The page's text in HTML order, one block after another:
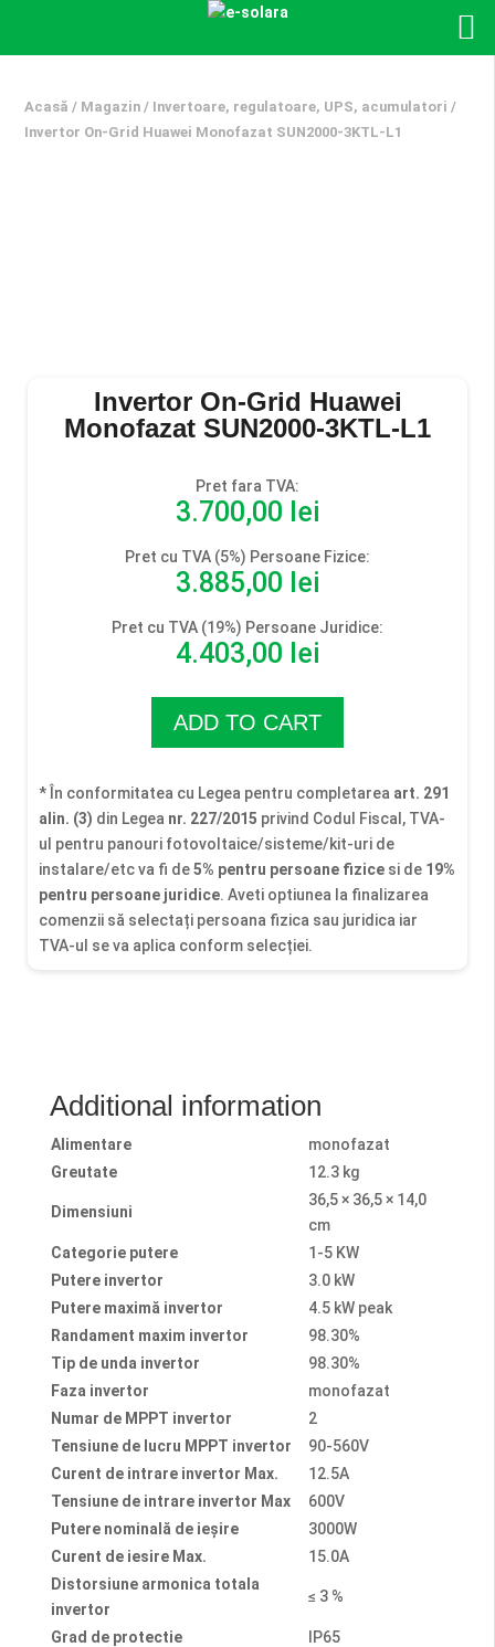
Acasă / Magazin / Invertoare, regulatoare, UPS, acumulatori /
Invertor On-Grid Huawei Monofazat SUN2000-3KTL-L1
Invertor On-Grid Huawei
Monofazat SUN2000-3KTL-L1
Pret fara TVA:
3.700,00 lei
Pret cu TVA (5%) Persoane Fizice:
3.885,00 lei
Pret cu TVA (19%) Persoane Juridice:
4.403,00 lei
ADD TO CART
* În conformitatea cu Legea pentru completarea art. 291
alin. (3) din Legea nr. 227/2015 privind Codul Fiscal, TVA-
ul pentru panouri fotovoltaice/sisteme/kit-uri de
instalare/etc va fi de5% pentru persoane fizice si de 19%
pentru persoane juridice. Aveti optiunea la finalizarea
comenzii să selectați persoana fizica sau juridica iar
TVA-ul se va aplica conform selecției.
Additional information
Alimentare
monofazat
Greutate
12.3 kg
Dimensiuni
36,5 × 36,5 × 14,0
cm
Categorie putere
1-5 KW
Putere invertor
3.0 kW
Putere maximă invertor
4.5 kW peak
Randament maxim invertor
98.30%
Tip de unda invertor
98.30%
Faza invertor
monofazat
Numar de MPPT invertor
2
Tensiune de lucru MPPT invertor
90-560V
Curent de intrare invertor Max.
12.5A
Tensiune de intrare invertor Max
600V
Putere nominală de ieșire
3000W
Curent de iesire Max.
15.0A
Distorsiune armonica totala
invertor
≤ 3 %
Grad de protectie IP65